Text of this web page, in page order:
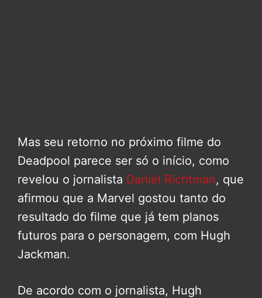
Mas seu retorno no próximo filme do
Deadpool parece ser só o início, como
revelou o jornalista Daniel Richtman, que
afirmou que a Marvel gostou tanto do
resultado do filme que já tem planos
futuros para o personagem, com Hugh
Jackman.
De acordo com o jornalista, Hugh